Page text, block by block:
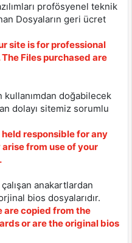
profösyenel teknik
Dosyaların geri ücret
site is for professional
Files purchased are
doğabilecek
dolayı sitemiz sorumlu
responsible for any
from use of your
anakartlardan
bios dosyalarıdır.
are copied from the
or are the original bios